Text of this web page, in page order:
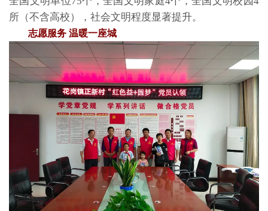
所（不含高校），社会文明程度显著提升。
志愿服务 温暖一座城